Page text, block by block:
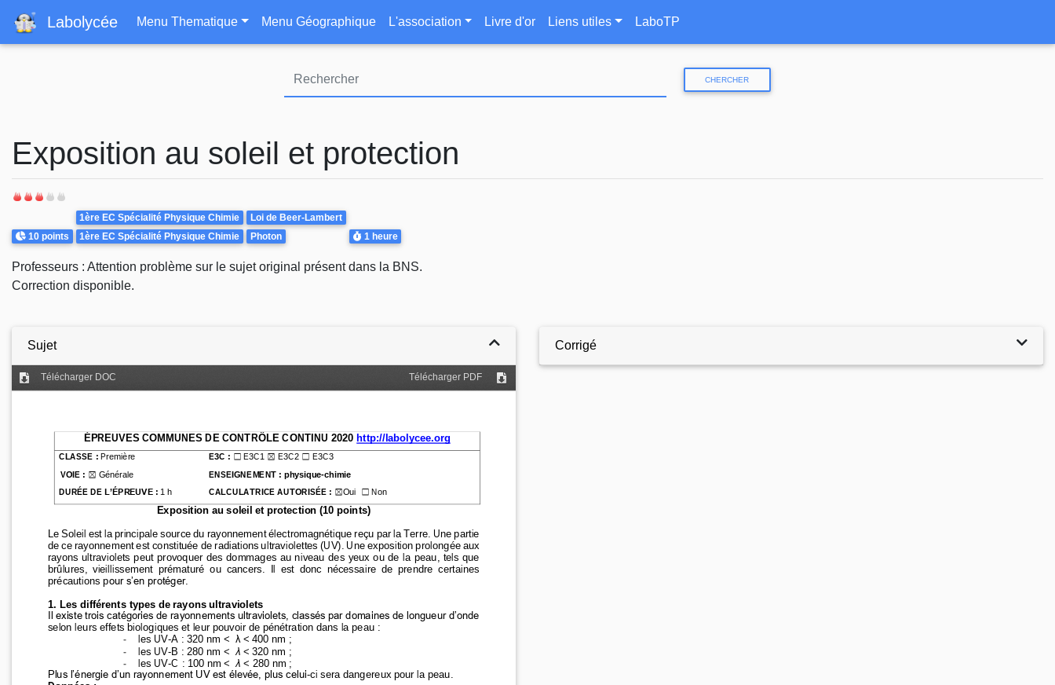
au
contenu
Labolycée Navigation principale
Menu Thematique Menu Géographique L'association Livre d'or Liens utiles LaboTP
CHERCHER
Exposition au soleil et protection
Points
10 points
Theme
1ère EC Spécialité Physique Chimie
Loi de Beer-Lambert
1ère EC Spécialité Physique Chimie
Photon Durée
1 heure
Professeurs : Attention problème sur le sujet original présent dans la BNS.
Correction disponible.
Sujet Corrigé